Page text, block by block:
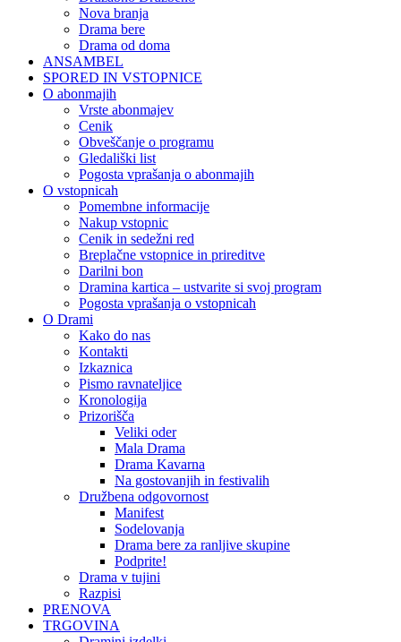
Nova branja
Drama bere
Drama od doma
ANSAMBEL
SPORED IN VSTOPNICE
O abonmajih
Vrste abonmajev
Cenik
Obveščanje o programu
Gledališki list
Pogosta vprašanja o abonmajih
O vstopnicah
Pomembne informacije
Nakup vstopnic
Cenik in sedežni red
Breplačne vstopnice in prireditve
Darilni bon
Dramina kartica – ustvarite si svoj program
Pogosta vprašanja o vstopnicah
O Drami
Kako do nas
Kontakti
Izkaznica
Pismo ravnateljice
Kronologija
Prizorišča
Veliki oder
Mala Drama
Drama Kavarna
Na gostovanjih in festivalih
Družbena odgovornost
Manifest
Sodelovanja
Drama bere za ranljive skupine
Podprite!
Drama v tujini
Razpisi
PRENOVA
TRGOVINA